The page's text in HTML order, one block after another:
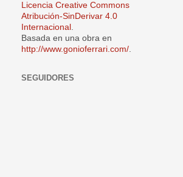
Licencia Creative Commons
Atribución-SinDerivar 4.0
Internacional .
Basada en una obra en
http://www.gonioferrari.com/.
SEGUIDORES